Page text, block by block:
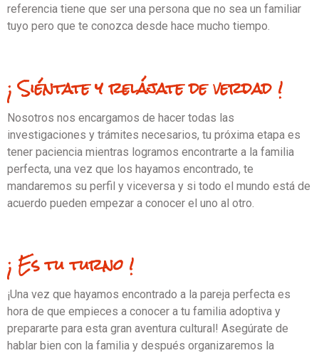
referencia tiene que ser una persona que no sea un familiar
tuyo pero que te conozca desde hace mucho tiempo.
¡ Siéntate y relájate de verdad !
Nosotros nos encargamos de hacer todas las
investigaciones y trámites necesarios, tu próxima etapa es
tener paciencia mientras logramos encontrarte a la familia
perfecta, una vez que los hayamos encontrado, te
mandaremos su perfil y viceversa y si todo el mundo está de
acuerdo pueden empezar a conocer el uno al otro.
¡ Es tu turno !
¡Una vez que hayamos encontrado a la pareja perfecta es
hora de que empieces a conocer a tu familia adoptiva y
prepararte para esta gran aventura cultural! Asegúrate de
hablar bien con la familia y después organizaremos la